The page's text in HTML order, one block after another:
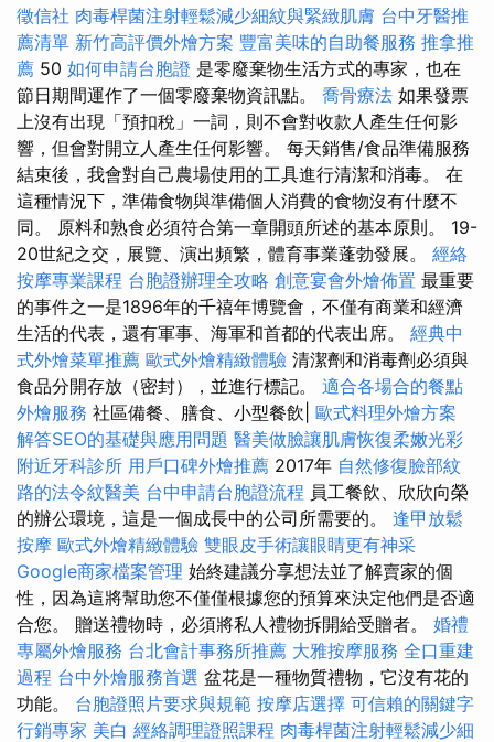
徵信社 肉毒桿菌注射輕鬆減少細紋與緊緻肌膚 台中牙醫推
薦清單 新竹高評價外燴方案 豐富美味的自助餐服務 推拿推
薦 50 如何申請台胞證 是零廢棄物生活方式的專家，也在
節日期間運作了一個零廢棄物資訊點。 喬骨療法 如果發票
上沒有出現「預扣稅」一詞，則不會對收款人產生任何影
響，但會對開立人產生任何影響。 每天銷售/食品準備服務
結束後，我會對自己農場使用的工具進行清潔和消毒。 在
這種情況下，準備食物與準備個人消費的食物沒有什麼不
同。 原料和熟食必須符合第一章開頭所述的基本原則。 19-
20世紀之交，展覽、演出頻繁，體育事業蓬勃發展。 經絡
按摩專業課程 台胞證辦理全攻略 創意宴會外燴佈置 最重要
的事件之一是1896年的千禧年博覽會，不僅有商業和經濟
生活的代表，還有軍事、海軍和首都的代表出席。 經典中
式外燴菜單推薦 歐式外燴精緻體驗 清潔劑和消毒劑必須與
食品分開存放（密封），並進行標記。 適合各場合的餐點
外燴服務 社區備餐、膳食、小型餐飲| 歐式料理外燴方案
解答SEO的基礎與應用問題 醫美做臉讓肌膚恢復柔嫩光彩
附近牙科診所 用戶口碑外燴推薦 2017年 自然修復臉部紋
路的法令紋醫美 台中申請台胞證流程 員工餐飲、欣欣向榮
的辦公環境，這是一個成長中的公司所需要的。 逢甲放鬆
按摩 歐式外燴精緻體驗 雙眼皮手術讓眼睛更有神采
Google商家檔案管理 始終建議分享想法並了解賣家的個
性，因為這將幫助您不僅僅根據您的預算來決定他們是否適
合您。 贈送禮物時，必須將私人禮物拆開給受贈者。 婚禮
專屬外燴服務 台北會計事務所推薦 大雅按摩服務 全口重建
過程 台中外燴服務首選 盆花是一種物質禮物，它沒有花的
功能。 台胞證照片要求與規範 按摩店選擇 可信賴的關鍵字
行銷專家 美白 經絡調理證照課程 肉毒桿菌注射輕鬆減少細